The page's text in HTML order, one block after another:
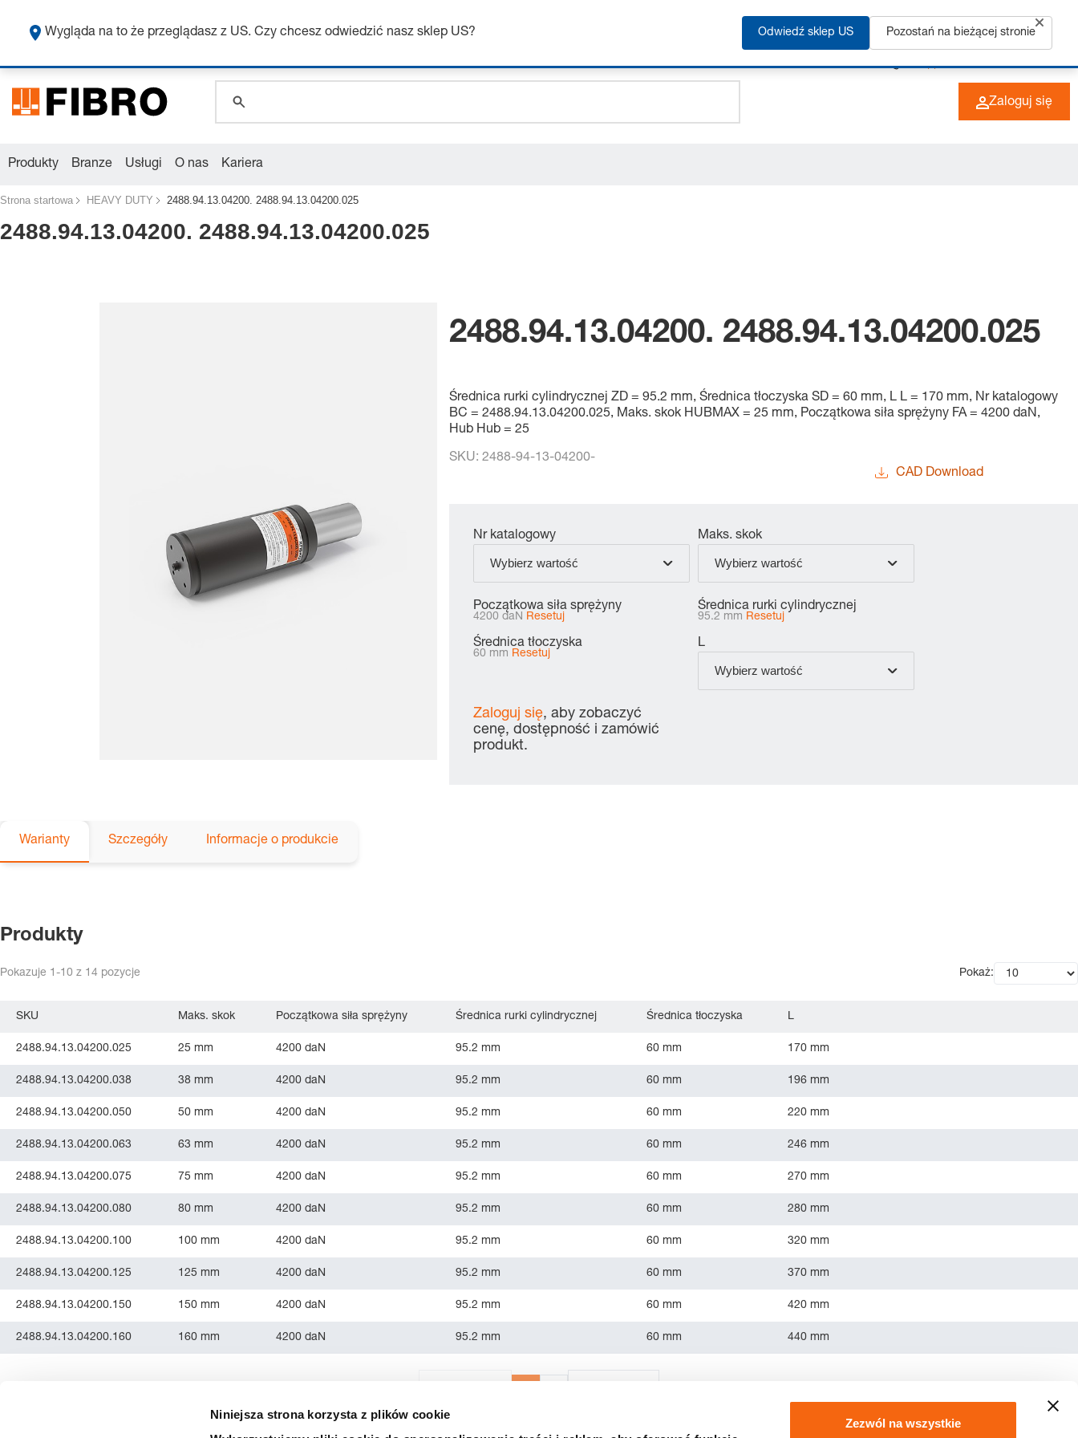
Niniejsza strona korzysta z plików cookie
Zezwól na wszystkie
+49 (0) 6266 73-0 PL
global.search.placeholder.category
Zaloguj się
Produkty Branze Usługi O nas Kariera
Strona startowa HEAVY DUTY 2488.94.13.04200. 2488.94.13.04200.025
2488.94.13.04200. 2488.94.13.04200.025
2488.94.13.04200. 2488.94.13.04200.025
Średnica rurki cylindrycznej ZD = 95.2 mm, Średnica tłoczyska SD = 60 mm, L L = 170 mm, Nr katalogowy
BC = 2488.94.13.04200.025, Maks. skok HUBMAX = 25 mm, Początkowa siła sprężyny FA = 4200 daN,
Hub Hub = 25
SKU:2488-94-13-04200-
CAD Download
Nr katalogowy
Wybierz wartość
Maks. skok
Wybierz wartość
Początkowa siła sprężyny
4200 daN Resetuj
Średnica rurki cylindrycznej
95.2 mm Resetuj
Średnica tłoczyska
60 mm Resetuj
L
Wybierz wartość
Zaloguj się, aby zobaczyć
cenę, dostępność i zamówić
produkt.
Warianty Szczegóły Informacje o produkcie
Produkty
Pokazuje 1-10 z 14 pozycje Pokaż:
SKU Maks. skok Początkowa siła sprężyny Średnica rurki cylindrycznej Średnica tłoczyska L
2488.94.13.04200.025 25 mm 4200 daN 95.2 mm 60 mm 170 mm
2488.94.13.04200.038 38 mm 4200 daN 95.2 mm 60 mm 196 mm
2488.94.13.04200.050 50 mm 4200 daN 95.2 mm 60 mm 220 mm
2488.94.13.04200.063 63 mm 4200 daN 95.2 mm 60 mm 246 mm
2488.94.13.04200.075 75 mm 4200 daN 95.2 mm 60 mm 270 mm
2488.94.13.04200.080 80 mm 4200 daN 95.2 mm 60 mm 280 mm
2488.94.13.04200.100 100 mm 4200 daN 95.2 mm 60 mm 320 mm
2488.94.13.04200.125 125 mm 4200 daN 95.2 mm 60 mm 370 mm
2488.94.13.04200.150 150 mm 4200 daN 95.2 mm 60 mm 420 mm
2488.94.13.04200.160 160 mm 4200 daN 95.2 mm 60 mm 440 mm
Wygląda na to że przeglądasz z US. Czy chcesz odwiedzić nasz sklep US? Odwiedź sklep US Pozostań na bieżącej stronie